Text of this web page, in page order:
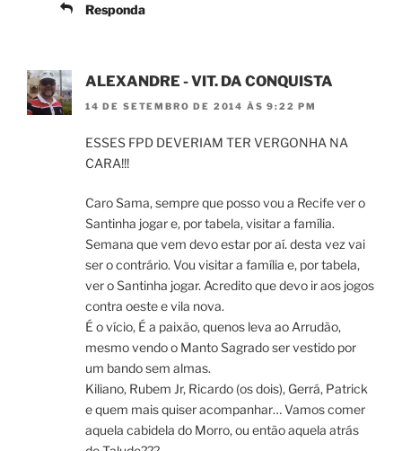
Responda
ALEXANDRE - VIT. DA CONQUISTA
14 DE SETEMBRO DE 2014 ÀS 9:22 PM
ESSES FPD DEVERIAM TER VERGONHA NA
CARA!!!
Caro Sama, sempre que posso vou a Recife ver o
Santinha jogar e, por tabela, visitar a família.
Semana que vem devo estar por aí. desta vez vai
ser o contrário. Vou visitar a família e, por tabela,
ver o Santinha jogar. Acredito que devo ir aos jogos
contra oeste e vila nova.
É o vício, É a paixão, quenos leva ao Arrudão,
mesmo vendo o Manto Sagrado ser vestido por
um bando sem almas.
Kiliano, Rubem Jr, Ricardo (os dois), Gerrá, Patrick
e quem mais quiser acompanhar… Vamos comer
aquela cabidela do Morro, ou então aquela atrás